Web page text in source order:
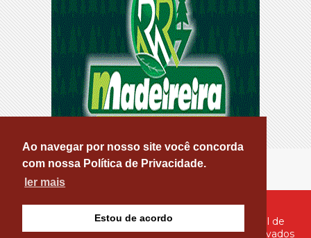
Ao navegar por nosso site você concorda
com nossa Política de Privacidade.
ler mais
Estou de acordo
© Copyright 2026 - PATOS ONLINE - O seu Portal de
Notícias de Patos e Região - Todos os direitos reservados